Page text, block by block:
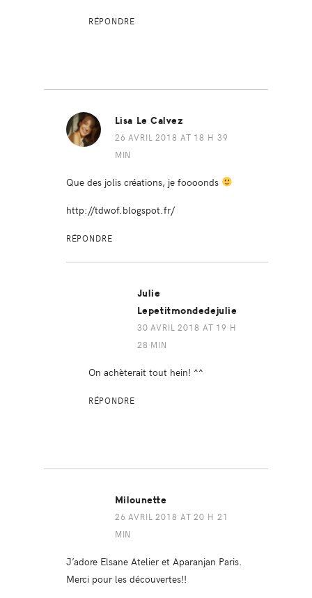
RÉPONDRE
Lisa Le Calvez
26 AVRIL 2018 AT 18 H 39
MIN
Que des jolis créations, je foooonds
http://tdwof.blogspot.fr/
RÉPONDRE
Julie
Lepetitmondedejulie
30 AVRIL 2018 AT 19 H
28 MIN
On achèterait tout hein! ^^
RÉPONDRE
Milounette
26 AVRIL 2018 AT 20 H 21
MIN
J’adore Elsane Atelier et Aparanjan Paris.
Merci pour les découvertes!!